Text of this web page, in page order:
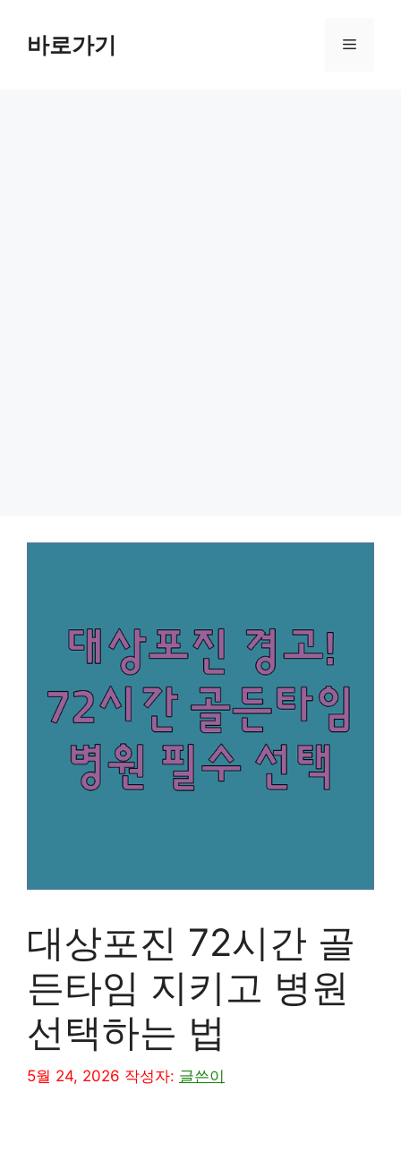
바로가기 메
대상포진 72시간 골
든타임 지키고 병원
선택하는 법
5월 24, 2026 작성자: 글쓴이